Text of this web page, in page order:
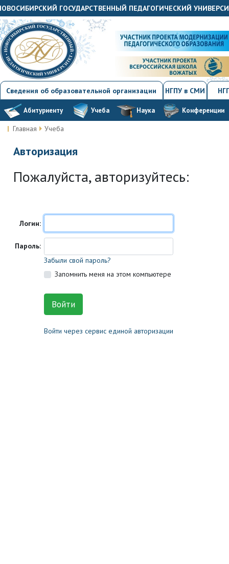
ГОСУДАРСТВЕННЫЙ ПЕДАГОГИЧЕСКИЙ
Сведения об образовательной организации НГПУ в СМИ
Абитуриенту Учеба Наука Конференции
Главная Учеба
Авторизация
Пожалуйста, авторизуйтесь:
Логин:
Пароль:
Забыли свой пароль?
Запомнить меня на этом компьютере
Войти через сервис единой авторизации